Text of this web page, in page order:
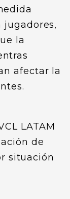
jugadores,
la
afectar la